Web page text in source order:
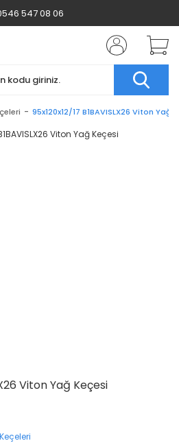
547 08 06
95x120x12/17 B1BAVISLX26 Viton Yağ
Viton Yağ Keçesi